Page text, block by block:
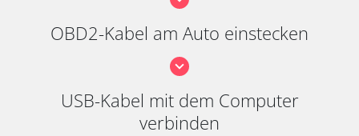
OBD2-Kabel am Auto einstecken
USB-Kabel mit dem Computer
verbinden